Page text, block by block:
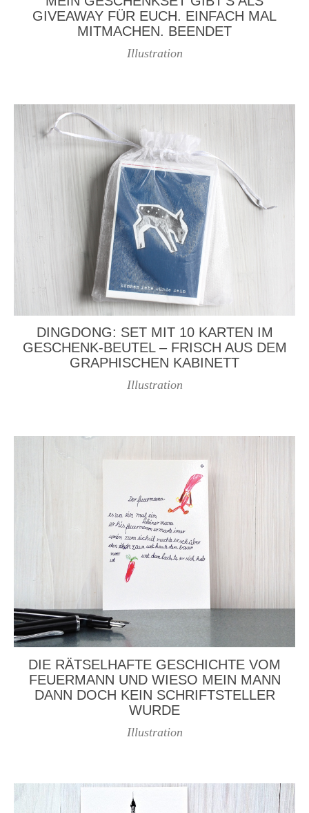
GIVEAWAY FÜR EUCH. EINFACH MAL
MITMACHEN. BEENDET
Illustration
DINGDONG: SET MIT 10 KARTEN IM
GESCHENK-BEUTEL – FRISCH AUS DEM
GRAPHISCHEN KABINETT
Illustration
DIE RÄTSELHAFTE GESCHICHTE VOM
FEUERMANN UND WIESO MEIN MANN
DANN DOCH KEIN SCHRIFTSTELLER
WURDE
Illustration